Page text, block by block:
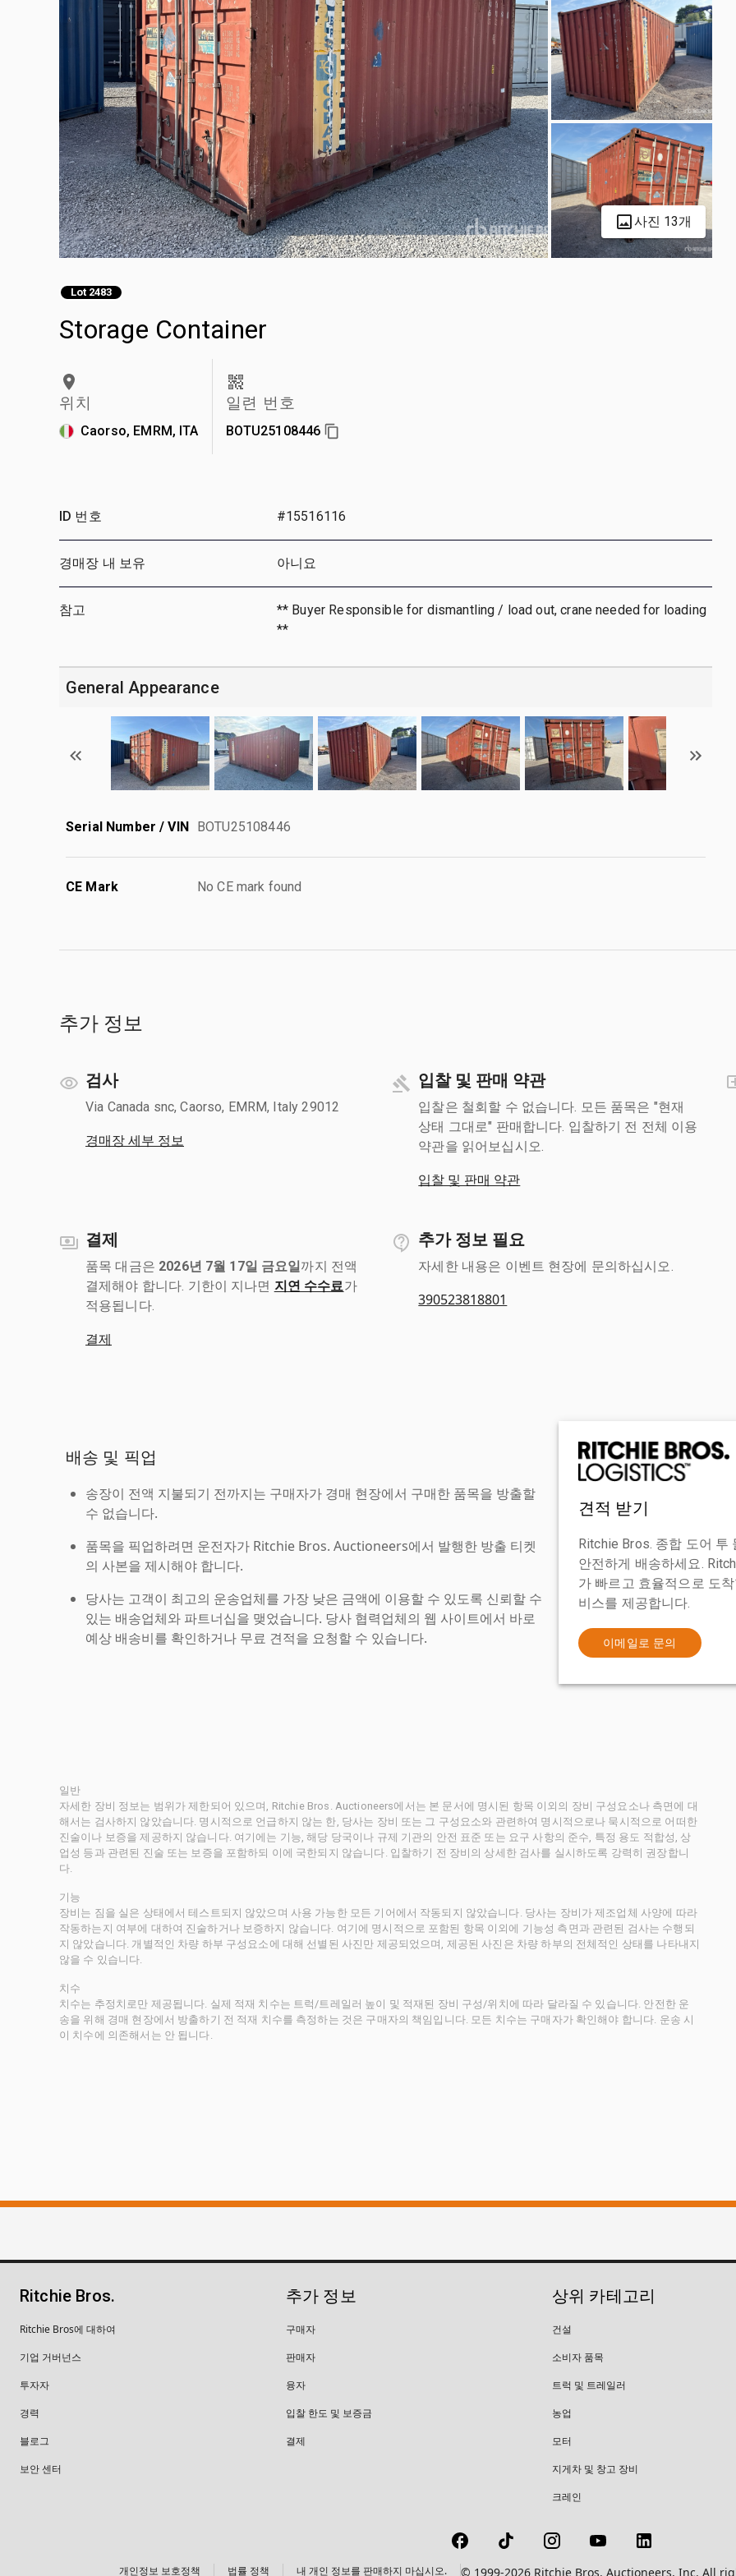
사진 13개
Lot 2483
Storage Container
위치
Caorso, EMRM, ITA
일련 번호
BOTU25108446
ID 번호 #15516116
경매장 내 보유 아니요
참고
** Buyer Responsible for dismantling / load out, crane needed for loading
**
General Appearance
Serial Number / VIN BOTU25108446
CE Mark No CE mark found
추가 정보
검사
Via Canada snc, Caorso, EMRM, Italy 29012
경매장 세부 정보
입찰 및 판매 약관
입찰은 철회할 수 없습니다. 모든 품목은 "현재
상태 그대로" 판매합니다. 입찰하기 전 전체 이용
약관을 읽어보십시오.
입찰 및 판매 약관
결제
품목 대금은 2026년 7월 17일 금요일까지 전액
결제해야 합니다. 기한이 지나면 지연 수수료 가
적용됩니다.
결제
추가 정보 필요
자세한 내용은 이벤트 현장에 문의하십시오.
390523818801
배송 및 픽업
송장이 전액 지불되기 전까지는 구매자가 경매 현장에서 구매한 품목을 방출할
수 없습니다.
품목을 픽업하려면 운전자가 Ritchie Bros. Auctioneers에서 발행한 방출 티켓
의 사본을 제시해야 합니다.
당사는 고객이 최고의 운송업체를 가장 낮은 금액에 이용할 수 있도록 신뢰할 수
있는 배송업체와 파트너십을 맺었습니다. 당사 협력업체의 웹 사이트에서 바로
예상 배송비를 확인하거나 무료 견적을 요청할 수 있습니다.
견적 받기
Ritchie Bros. 종합 도어 투
안전하게 배송하세요.
가 빠르고 효율적으로 도
비스를 제공합니다.
이메일로 문의
일반
자세한 장비 정보는 범위가 제한되어 있으며, Ritchie Bros. Auctioneers에서는 본 문서에 명시된 항목 이외의 장비 구성요소나 측면에 대
해서는 검사하지 않았습니다. 명시적으로 언급하지 않는 한, 당사는 장비 또는 그 구성요소와 관련하여 명시적으로나 묵시적으로 어떠한
진술이나 보증을 제공하지 않습니다. 여기에는 기능, 해당 당국이나 규제 기관의 안전 표준 또는 요구 사항의 준수, 특정 용도 적합성, 상
업성 등과 관련된 진술 또는 보증을 포함하되 이에 국한되지 않습니다. 입찰하기 전 장비의 상세한 검사를 실시하도록 강력히 권장합니
다.
기능
장비는 짐을 실은 상태에서 테스트되지 않았으며 사용 가능한 모든 기어에서 작동되지 않았습니다. 당사는 장비가 제조업체 사양에 따라
작동하는지 여부에 대하여 진술하거나 보증하지 않습니다. 여기에 명시적으로 포함된 항목 이외에 기능성 측면과 관련된 검사는 수행되
지 않았습니다. 개별적인 차량 하부 구성요소에 대해 선별된 사진만 제공되었으며, 제공된 사진은 차량 하부의 전체적인 상태를 나타내지
않을 수 있습니다.
치수
치수는 추정치로만 제공됩니다. 실제 적재 치수는 트럭/트레일러 높이 및 적재된 장비 구성/위치에 따라 달라질 수 있습니다. 안전한 운
송을 위해 경매 현장에서 방출하기 전 적재 치수를 측정하는 것은 구매자의 책임입니다. 모든 치수는 구매자가 확인해야 합니다. 운송 시
이 치수에 의존해서는 안 됩니다.
Ritchie Bros.
Ritchie Bros에 대하여
기업 거버넌스
투자자
경력
블로그
보안 센터
추가 정보
구매자
판매자
융자
입찰 한도 및 보증금
결제
상위 카테고리
건설
소비자 품목
트럭 및 트레일러
농업
모터
지게차 및 창고 장비
크레인
개인정보 보호정책 법률 정책 내 개인 정보를 판매하지 마십시오. © 1999-2026 Ritchie Bros. Auctioneers, Inc. All